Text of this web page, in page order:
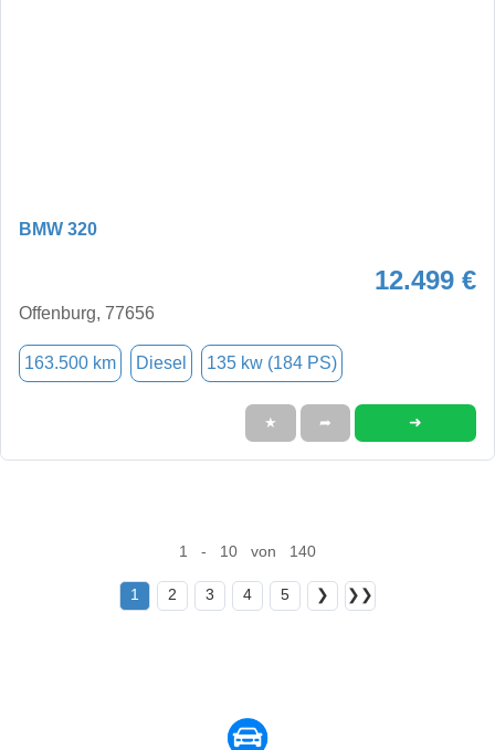
BMW 320
12.499 €
Offenburg, 77656
163.500 km Diesel 135 kw (184 PS)
★ ➦ ➜
1 - 10 von 140
1 2 3 4 5 ❯ ❯❯